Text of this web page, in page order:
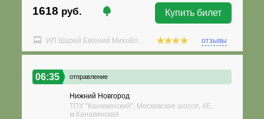
1618 руб. Купить билет
ИП Шарий Евгений Михайл... отзывы
06:35 отправление
Нижний Новгород
ТПУ "Канавинский", Московское шоссе, 4Е,
м.Канавинская